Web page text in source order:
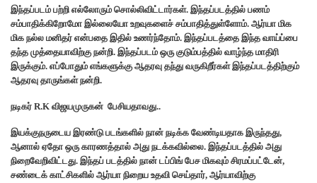
இந்தப்படம் பற்றி எல்லோரும் சொல்லிவிட்டார்கள். இந்தப்படத்தில் பணம்
சம்பாதிக்கிறோமோ இல்லையோ உறவுகளைச் சம்பாதித்துள்ளோம். ஆர்யா மிக
மிக நல்ல மனிதர் என்பதை இதில் உணர்ந்தோம். இந்தப்படத்தை இந்த வாய்ப்பை
தந்த முத்தையாவிற்கு நன்றி. இந்தப்படம் ஒரு குடும்பத்தில் வாழ்ந்த மாதிரி
இருக்கும். எப்போதும் எங்களுக்கு ஆதரவு தந்து வருகிறீர்கள் இந்தப்படத்திற்கும்
ஆதரவு தாருங்கள் நன்றி.
நடிகர் R.K விஜயமுருகன் பேசியதாவது..
இயக்குநருடைய இரண்டு படங்களில் நான் நடிக்க வேண்டியதாக இருந்தது,
ஆனால் ஏதோ ஒரு காரணத்தால் அது நடக்கவில்லை. இந்தப்படத்தில் அது
நிறைவேறிவிட்டது. இந்தப் படத்தில் நான் டப்பிங் பேச மிகவும் சிரமப்பட்டேன்,
சண்டைக் காட்சிகளில் ஆர்யா நிறைய உதவி செய்தார், ஆர்யாவிற்கு